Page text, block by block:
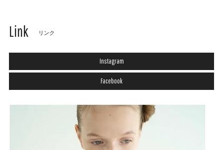
Link リンク
Instagram
Facebook